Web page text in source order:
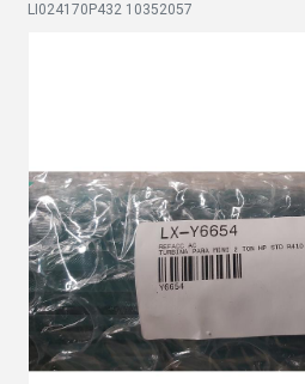
LI024170P432 10352057